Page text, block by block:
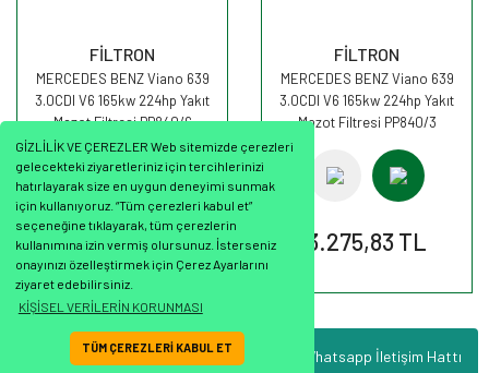
GİZLİLİK VE ÇEREZLER Web sitemizde çerezleri
gelecekteki ziyaretleriniz için tercihlerinizi
hatırlayarak size en uygun deneyimi sunmak
için kullanıyoruz. “Tüm çerezleri kabul et”
seçeneğine tıklayarak, tüm çerezlerin
kullanımına izin vermiş olursunuz. İsterseniz
onayınızı özelleştirmek için Çerez Ayarlarını
ziyaret edebilirsiniz.
KİŞİSEL VERİLERİN KORUNMASI
TÜM ÇEREZLERİ KABUL ET Whatsapp İletişim Hattı
FİLTRON
MERCEDES BENZ Viano 639
3.0CDI V6 165kw 224hp Yakıt
Mazot Filtresi PP840/6
FİLTRON
535,85 TL
FİLTRON
MERCEDES BENZ Viano 639
3.0CDI V6 165kw 224hp Yakıt
Mazot Filtresi PP840/3
3.275,83 TL